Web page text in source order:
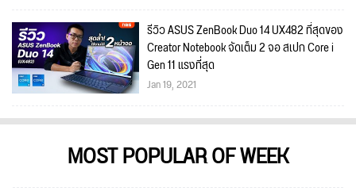
รีวิว ASUS ZenBook Duo 14 UX482 ที่สุดของ
Creator Notebook จัดเต็ม 2 จอ สเปก Core i
Gen 11 แรงที่สุด
Jan 19, 2021
MOST POPULAR OF WEEK